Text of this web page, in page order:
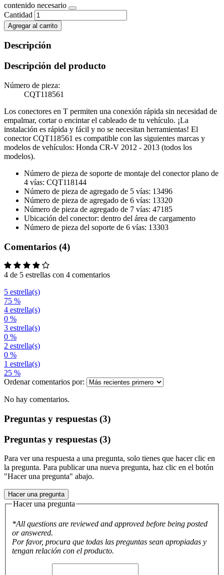
contenido necesario
Cantidad
Agregar al carrito
Descripción
Descripción del producto
Número de pieza:
CQT118561
Los conectores en T permiten una conexión rápida sin necesidad de
empalmar, cortar o encintar el cableado de tu vehículo. ¡La
instalación es rápida y fácil y no se necesitan herramientas! El
conector CQT118561 es compatible con las siguientes marcas y
modelos de vehículos: Honda CR-V 2012 - 2013 (todos los
modelos).
Número de pieza de soporte de montaje del conector plano de
4 vías: CQT118144
Número de pieza de agregado de 5 vías: 13496
Número de pieza de agregado de 6 vías: 13320
Número de pieza de agregado de 7 vías: 47185
Ubicación del conector: dentro del área de cargamento
Número de pieza del soporte de 6 vías: 13303
Comentarios (4)
4 de 5 estrellas con 4 comentarios
5 estrella(s)
75 %
4 estrella(s)
0 %
3 estrella(s)
0 %
2 estrella(s)
0 %
1 estrella(s)
25 %
Ordenar comentarios por:
No hay comentarios.
Preguntas y respuestas (3)
Preguntas y respuestas (3)
Para ver una respuesta a una pregunta, solo tienes que hacer clic en
la pregunta. Para publicar una nueva pregunta, haz clic en el botón
"Hacer una pregunta" abajo.
Hacer una pregunta
Hacer una pregunta
*All questions are reviewed and approved before being posted
or answered.
Por favor, procura que todas las preguntas sean apropiadas y
tengan relación con el producto.